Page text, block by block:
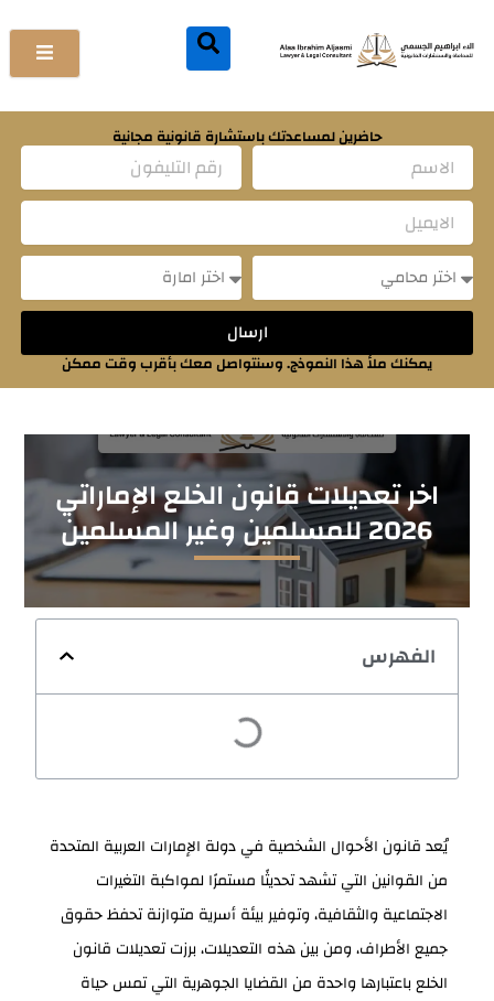
إلى
المحتوى
حاضرين لمساعدتك باستشارة قانونية مجانية
ارسال
يمكنك ملأ هذا النموذج. وسنتواصل معك بأقرب وقت ممكن
اخر تعديلات قانون الخلع الإماراتي
2026 للمسلمين وغير المسلمين
الفهرس
يُعد قانون الأحوال الشخصية في دولة الإمارات العربية المتحدة
من القوانين التي تشهد تحديثًا مستمرًا لمواكبة التغيرات
الاجتماعية والثقافية، وتوفير بيئة أسرية متوازنة تحفظ حقوق
جميع الأطراف، ومن بين هذه التعديلات، برزت تعديلات قانون
الخلع باعتبارها واحدة من القضايا الجوهرية التي تمس حياة